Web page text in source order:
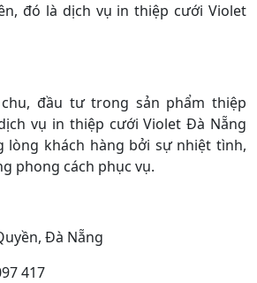
đó là dịch vụ in thiệp cưới Violet
đầu tư trong sản phẩm thiệp
vụ in thiệp cưới Violet Đà Nẵng
lòng khách hàng bởi sự nhiệt tình,
phong cách phục vụ.
Đà Nẵng
417